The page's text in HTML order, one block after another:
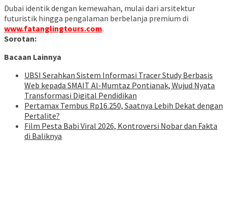
Dubai identik dengan kemewahan, mulai dari arsitektur
futuristik hingga pengalaman berbelanja premium di
www.fatanglingtours.com.
Sorotan:
Bacaan Lainnya
UBSI Serahkan Sistem Informasi Tracer Study Berbasis
Web kepada SMAIT Al-Mumtaz Pontianak, Wujud Nyata
Transformasi Digital Pendidikan
Pertamax Tembus Rp16.250, Saatnya Lebih Dekat dengan
Pertalite?
Film Pesta Babi Viral 2026, Kontroversi Nobar dan Fakta
di Baliknya